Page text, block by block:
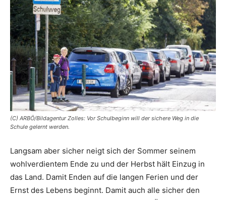
(C) ARBÖ/Bildagentur Zolles: Vor Schulbeginn will der sichere Weg in die
Schule gelernt werden.
Langsam aber sicher neigt sich der Sommer seinem
wohlverdientem Ende zu und der Herbst hält Einzug in
das Land. Damit Enden auf die langen Ferien und der
Ernst des Lebens beginnt. Damit auch alle sicher den